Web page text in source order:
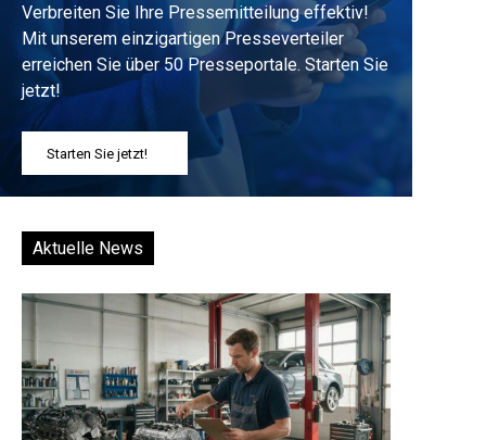
Verbreiten Sie Ihre Pressemitteilung effektiv!
Mit unserem einzigartigen Presseverteiler
erreichen Sie über 50 Presseportale. Starten Sie
jetzt!
Starten Sie jetzt!
Aktuelle News